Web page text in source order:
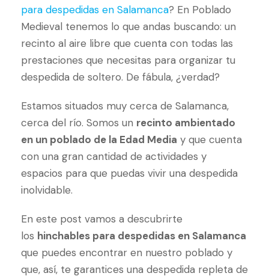
para despedidas en Salamanca? En Poblado
Medieval tenemos lo que andas buscando: un
recinto al aire libre que cuenta con todas las
prestaciones que necesitas para organizar tu
despedida de soltero. De fábula, ¿verdad?
Estamos situados muy cerca de Salamanca,
cerca del río. Somos un recinto ambientado
en un poblado de la Edad Media y que cuenta
con una gran cantidad de actividades y
espacios para que puedas vivir una despedida
inolvidable.
En este post vamos a descubrirte
los hinchables para despedidas en Salamanca
que puedes encontrar en nuestro poblado y
que, así, te garantices una despedida repleta de